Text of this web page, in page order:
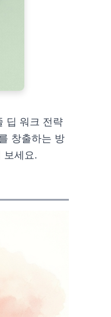
딥 워크 전략
창출하는 방
보세요.